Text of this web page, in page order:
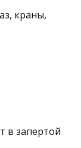
краны,
в запертой